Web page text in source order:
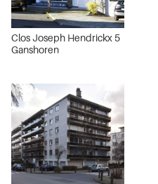
Clos Joseph Hendrickx 5
Ganshoren